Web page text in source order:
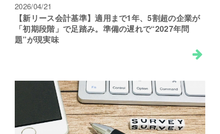
2026/04/21
【新リース会計基準】適用まで1年、5割超の企業が
「初期段階」で足踏み。準備の遅れで“2027年問
題”が現実味